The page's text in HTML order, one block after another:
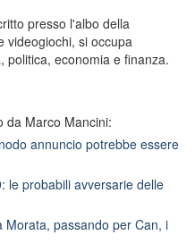
presso l'albo della
videogiochi, si occupa
politica, economia e finanza.
da Marco Mancini:
annuncio potrebbe essere
le probabili avversarie delle
Morata, passando per Can, i